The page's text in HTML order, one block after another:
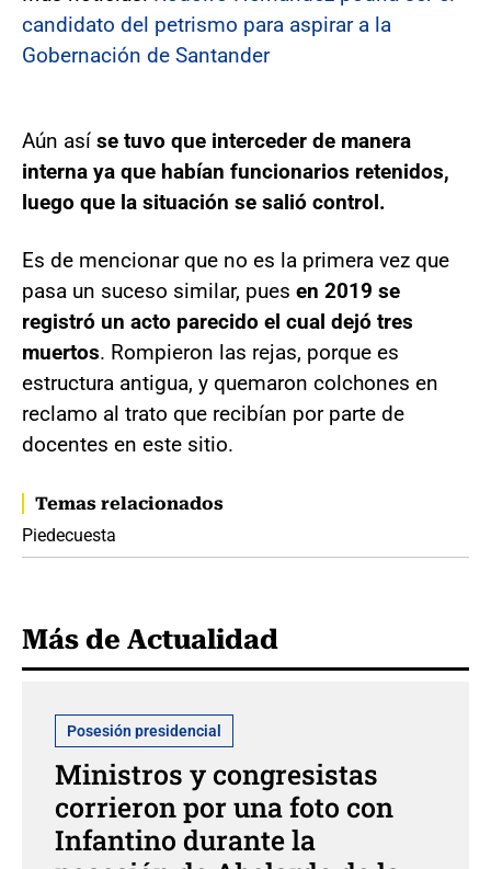
candidato del petrismo para aspirar a la
Gobernación de Santander
Aún así se tuvo que interceder de manera
interna ya que habían funcionarios retenidos,
luego que la situación se salió control.
Es de mencionar que no es la primera vez que
pasa un suceso similar, pues en 2019 se
registró un acto parecido el cual dejó tres
muertos. Rompieron las rejas, porque es
estructura antigua, y quemaron colchones en
reclamo al trato que recibían por parte de
docentes en este sitio.
Temas relacionados
Piedecuesta
Más de Actualidad
Posesión presidencial
Ministros y congresistas
corrieron por una foto con
Infantino durante la